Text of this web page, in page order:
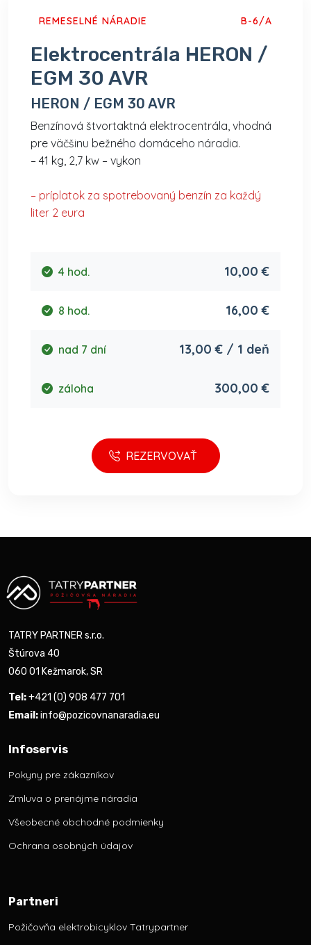
REMESELNÉ NÁRADIE B-6/A
Elektrocentrála HERON /
EGM 30 AVR
HERON / EGM 30 AVR
Benzínová štvortaktná elektrocentrála, vhodná
pre väčšinu bežného domáceho náradia.
– 41 kg, 2,7 kw – vykon
– príplatok za spotrebovaný benzín za každý
liter 2 eura
4 hod. 10,00 €
8 hod. 16,00 €
nad 7 dní 13,00 € / 1 deň
záloha 300,00 €
REZERVOVAŤ
TATRY PARTNER s.r.o.
Štúrova 40
060 01 Kežmarok, SR
Tel:+421 (0) 908 477 701
Email:info@pozicovnanaradia.eu
Infoservis
Pokyny pre zákazníkov
Zmluva o prenájme náradia
Všeobecné obchodné podmienky
Ochrana osobných údajov
Partneri
Požičovňa elektrobicyklov Tatrypartner